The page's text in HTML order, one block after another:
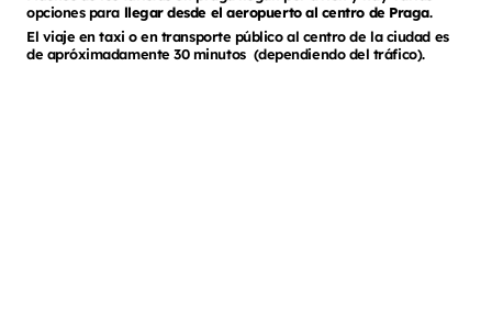
opciones para llegar desde el aeropuerto al centro de Praga.
El viaje en taxi o en transporte público al centro de la ciudad es
de apróximadamente 30 minutos (dependiendo del tráfico).